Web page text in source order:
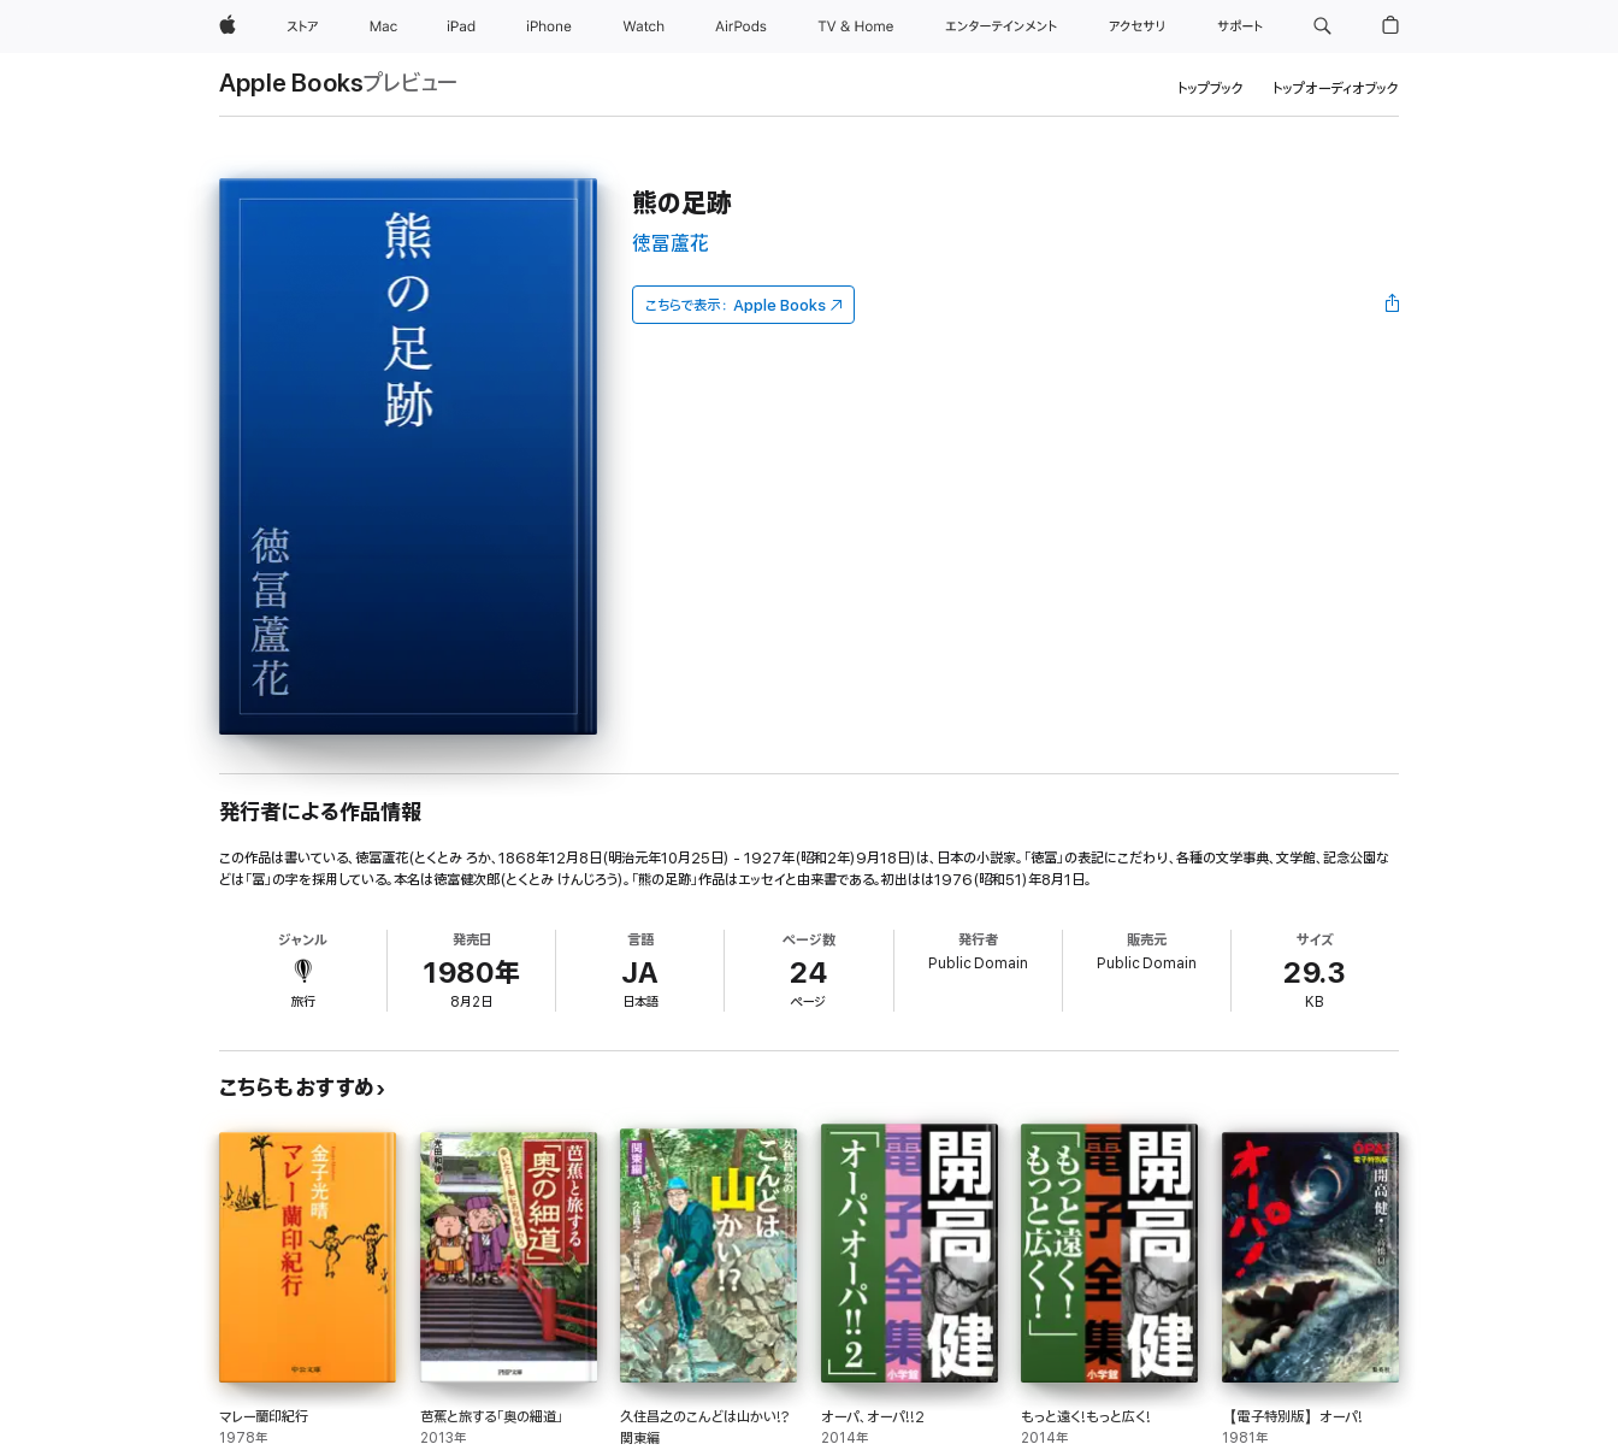
Appleストア Mac iPad iPhone Watch AirPods TV & Home エンターテインメント アクセサリ サポート
Apple Booksプレビュー トップブック トップオーディオブック
熊の足跡
徳冨蘆花
こちらで表示： Apple Books
発行者による作品情報
この作品は書いている、徳冨蘆花(とくとみ ろか、1868年12月8日(明治元年10月25日) - 1927年(昭和2年)9月18日)は、日本の小説家。「徳冨」の表記にこだわり、各種の文学事典、文学館、記念公園な
どは「冨」の字を採用している。本名は徳富健次郎(とくとみ けんじろう)。「熊の足跡」作品はエッセイと由来書である。初出はは1976(昭和51)年8月1日。
ジャンル
旅行
発売日
1980年
8月2日
言語
JA
日本語
ページ数
24
ページ
発行者
Public Domain
販売元
Public Domain
サイズ
29.3
KB
こちらもおすすめ
マレー蘭印紀行
1978年
芭蕉と旅する「奥の細道」
2013年
久住昌之のこんどは山かい!?
関東編
オーパ、オーパ!!2
2014年
もっと遠く!もっと広く!
2014年
【電子特別版】オーパ!
1981年